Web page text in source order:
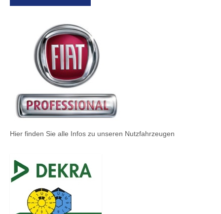
Hier finden Sie alle Infos zu unseren Nutzfahrzeugen